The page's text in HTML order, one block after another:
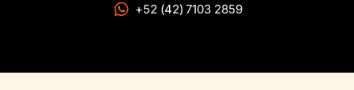
+52 (42) 7103 2859